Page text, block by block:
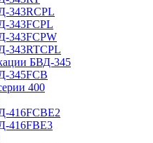
343RCPL
343FCPL
343FCPW
343RTCPL
БВД-345
345FCB
400
416FCBE2
416FBE3